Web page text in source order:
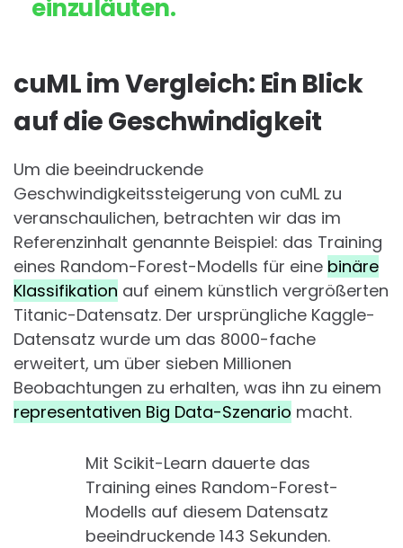
einzuläuten.
cuML im Vergleich: Ein Blick
auf die Geschwindigkeit
Um die beeindruckende
Geschwindigkeitssteigerung von cuML zu
veranschaulichen, betrachten wir das im
Referenzinhalt genannte Beispiel: das Training
eines Random-Forest-Modells für eine binäre
Klassifikation auf einem künstlich vergrößerten
Titanic-Datensatz. Der ursprüngliche Kaggle-
Datensatz wurde um das 8000-fache
erweitert, um über sieben Millionen
Beobachtungen zu erhalten, was ihn zu einem
representativen Big Data-Szenario macht.
Mit Scikit-Learn dauerte das
Training eines Random-Forest-
Modells auf diesem Datensatz
beeindruckende 143 Sekunden.